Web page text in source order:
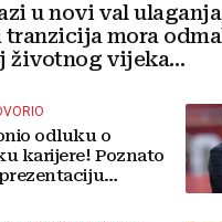
u novi val
tranzicija mora
životnog vijeka
odluku o
karijere! Poznato